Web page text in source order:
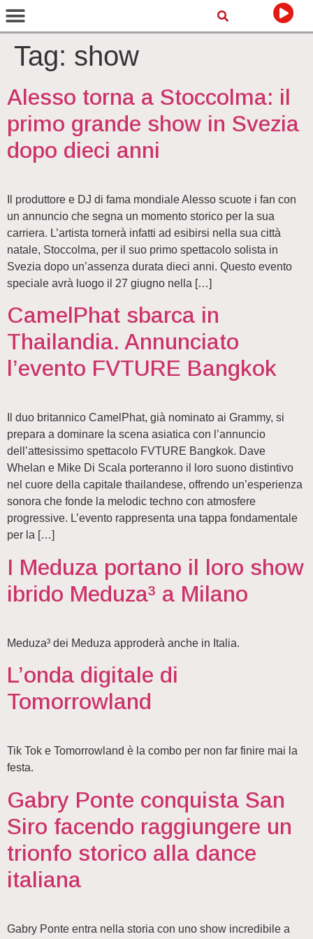
Tag: show
Alesso torna a Stoccolma: il
primo grande show in Svezia
dopo dieci anni
Il produttore e DJ di fama mondiale Alesso scuote i fan con
un annuncio che segna un momento storico per la sua
carriera. L’artista tornerà infatti ad esibirsi nella sua città
natale, Stoccolma, per il suo primo spettacolo solista in
Svezia dopo un’assenza durata dieci anni. Questo evento
speciale avrà luogo il 27 giugno nella […]
CamelPhat sbarca in
Thailandia. Annunciato
l’evento FVTURE Bangkok
Il duo britannico CamelPhat, già nominato ai Grammy, si
prepara a dominare la scena asiatica con l’annuncio
dell’attesissimo spettacolo FVTURE Bangkok. Dave
Whelan e Mike Di Scala porteranno il loro suono distintivo
nel cuore della capitale thailandese, offrendo un’esperienza
sonora che fonde la melodic techno con atmosfere
progressive. L’evento rappresenta una tappa fondamentale
per la […]
I Meduza portano il loro show
ibrido Meduza³ a Milano
Meduza³ dei Meduza approderà anche in Italia.
L’onda digitale di
Tomorrowland
Tik Tok e Tomorrowland è la combo per non far finire mai la
festa.
Gabry Ponte conquista San
Siro facendo raggiungere un
trionfo storico alla dance
italiana
Gabry Ponte entra nella storia con uno show incredibile a